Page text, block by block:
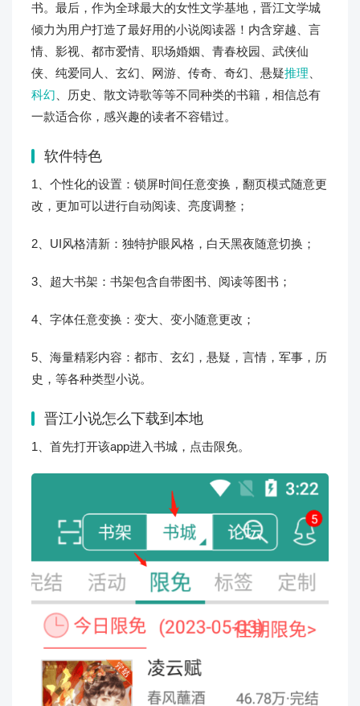
书。最后，作为全球最大的女性文学基地，晋江文学城
倾力为用户打造了最好用的小说阅读器！内含穿越、言
情、影视、都市爱情、职场婚姻、青春校园、武侠仙
侠、纯爱同人、玄幻、网游、传奇、奇幻、悬疑推理
科幻 、历史、散文诗歌等等不同种类的书籍，相信总有
一款适合你，感兴趣的读者不容错过。
软件特色
1、个性化的设置：锁屏时间任意变换，翻页模式随意更
改，更加可以进行自动阅读、亮度调整；
2、UI风格清新：独特护眼风格，白天黑夜随意切换；
3、超大书架：书架包含自带图书、阅读等图书；
4、字体任意变换：变大、变小随意更改；
5、海量精彩内容：都市、玄幻，悬疑，言情，军事，历
史，等各种类型小说。
晋江小说怎么下载到本地
1、首先打开该app进入书城，点击限免。